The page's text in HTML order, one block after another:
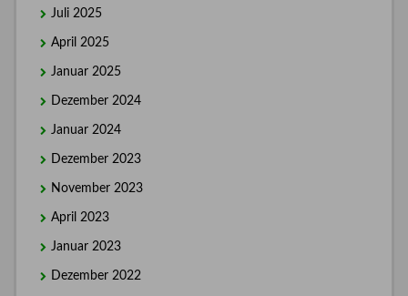
Juli 2025
April 2025
Januar 2025
Dezember 2024
Januar 2024
Dezember 2023
November 2023
April 2023
Januar 2023
Dezember 2022